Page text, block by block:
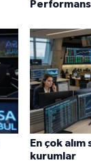
Performans
En çok alım
kurumlar